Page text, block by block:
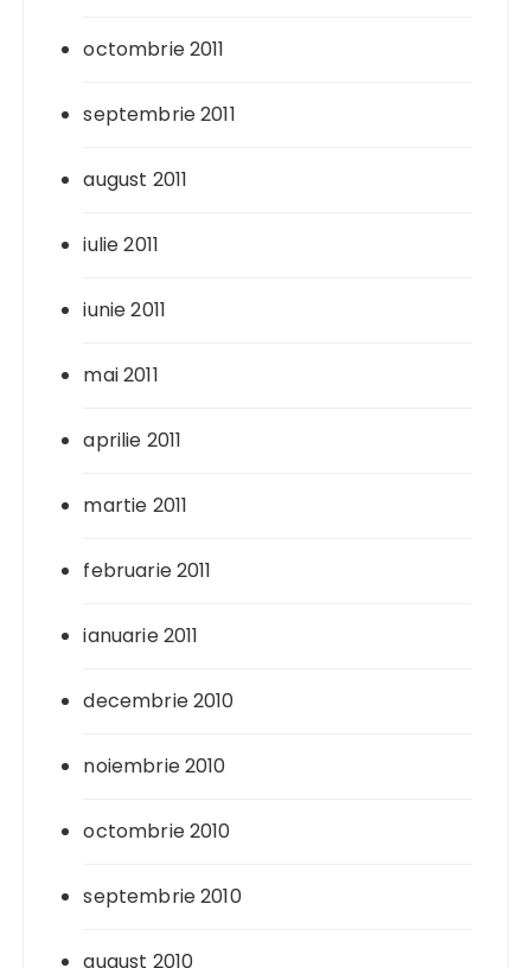
octombrie 2011
septembrie 2011
august 2011
iulie 2011
iunie 2011
mai 2011
aprilie 2011
martie 2011
februarie 2011
ianuarie 2011
decembrie 2010
noiembrie 2010
octombrie 2010
septembrie 2010
august 2010